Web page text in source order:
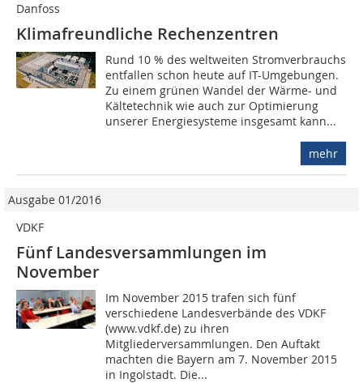
Danfoss
Klimafreundliche Rechenzentren
Rund 10 % des weltweiten Stromverbrauchs
entfallen schon heute auf IT-Umgebungen.
Zu einem grünen Wandel der Wärme- und
Kältetechnik wie auch zur Optimierung
unserer Energiesysteme insgesamt kann...
mehr
Ausgabe 01/2016
VDKF
Fünf Landesversammlungen im
November
Im November 2015 trafen sich fünf
verschiedene Landesverbände des VDKF
(www.vdkf.de) zu ihren
Mitgliederversammlungen. Den Auftakt
machten die Bayern am 7. November 2015
in Ingolstadt. Die...